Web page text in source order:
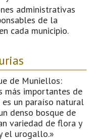
administrativas
de la
cada municipio.
de Muniellos:
más importantes de
un paraíso natural
denso bosque de
variedad de flora y
el urogallo.»